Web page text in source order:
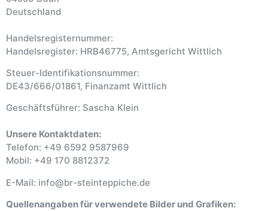
Deutschland
Handelsregisternummer:
Handelsregister: HRB46775, Amtsgericht Wittlich
Steuer-Identifikationsnummer:
DE43/666/01861, Finanzamt Wittlich
Geschäftsführer: Sascha Klein
Unsere Kontaktdaten:
Telefon: +49 6592 9587969
Mobil: +49 170 8812372
E-Mail: info@br-steinteppiche.de
Quellenangaben für verwendete Bilder und Grafiken: